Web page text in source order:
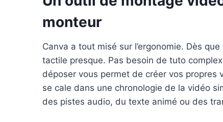
monteur
Canva a tout misé sur l’ergonomie. Dès
tactile presque. Pas besoin de tuto
déposer vous permet de créer vos propres
se cale dans une chronologie de la vidéo
des pistes audio, du texte animé ou des